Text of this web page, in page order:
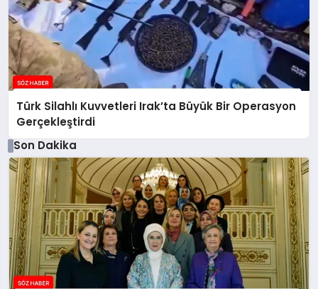
Türk Silahlı Kuvvetleri Irak’ta Büyük Bir Operasyon
Gerçekleştirdi
Son Dakika